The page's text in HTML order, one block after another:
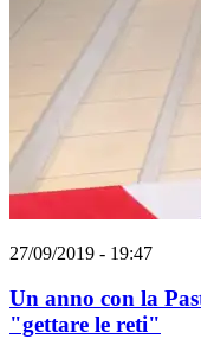
27/09/2019 - 19:47
Un anno con la
"gettare le reti"